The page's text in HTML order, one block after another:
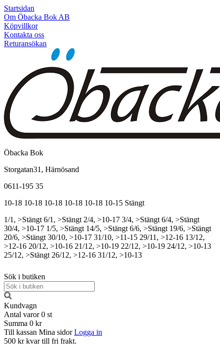
Startsidan
Om Öbacka Bok AB
Köpvillkor
Kontakta oss
Returansökan
Öbacka Bok
Storgatan31, Härnösand
0611-195 35
10-18 10-18 10-18 10-18 10-18 10-15 Stängt
1/1, >Stängt 6/1, >Stängt 2/4, >10-17 3/4, >Stängt 6/4, >Stängt
30/4, >10-17 1/5, >Stängt 14/5, >Stängt 6/6, >Stängt 19/6, >Stängt
20/6, >Stängt 30/10, >10-17 31/10, >11-15 29/11, >12-16 13/12,
>12-16 20/12, >10-16 21/12, >10-19 22/12, >10-19 24/12, >10-13
25/12, >Stängt 26/12, >12-16 31/12, >10-13
Sök i butiken
Kundvagn
Antal varor 0 st
Summa 0 kr
Till kassan Mina sidor Logga in
500 kr kvar till fri frakt.